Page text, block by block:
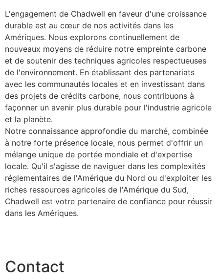
L'engagement de Chadwell en faveur d'une croissance
durable est au cœur de nos activités dans les
Amériques. Nous explorons continuellement de
nouveaux moyens de réduire notre empreinte carbone
et de soutenir des techniques agricoles respectueuses
de l'environnement. En établissant des partenariats
avec les communautés locales et en investissant dans
des projets de crédits carbone, nous contribuons à
façonner un avenir plus durable pour l'industrie agricole
et la planète.
Notre connaissance approfondie du marché, combinée
à notre forte présence locale, nous permet d'offrir un
mélange unique de portée mondiale et d'expertise
locale. Qu'il s'agisse de naviguer dans les complexités
réglementaires de l'Amérique du Nord ou d'exploiter les
riches ressources agricoles de l'Amérique du Sud,
Chadwell est votre partenaire de confiance pour réussir
dans les Amériques.
Contact